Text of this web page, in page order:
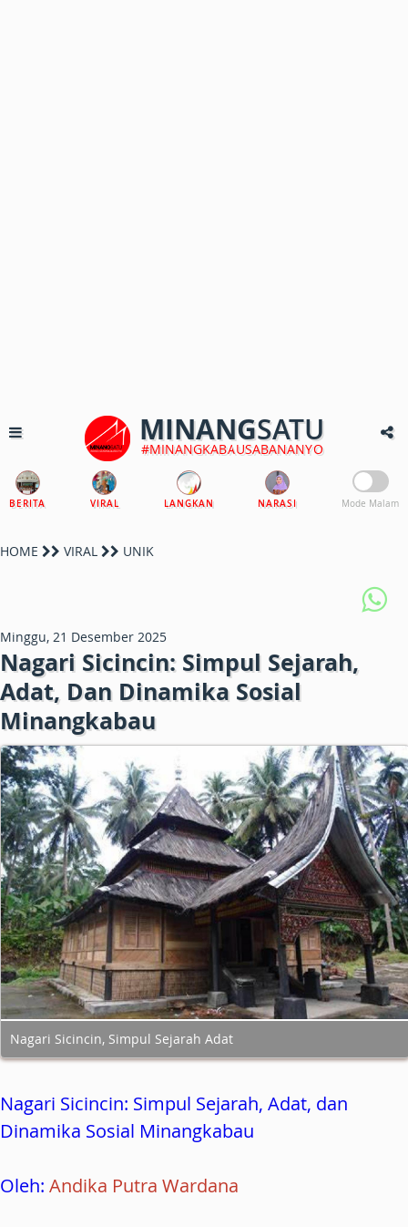
MINANGSATU
#MINANGKABAUSABANANYO
BERITA VIRAL LANGKAN NARASI Mode Malam
HOME VIRAL UNIK
Minggu, 21 Desember 2025
Nagari Sicincin: Simpul Sejarah,
Adat, Dan Dinamika Sosial
Minangkabau
Nagari Sicincin, Simpul Sejarah Adat
Nagari Sicincin: Simpul Sejarah, Adat, dan
Dinamika Sosial Minangkabau
Oleh: Andika Putra Wardana